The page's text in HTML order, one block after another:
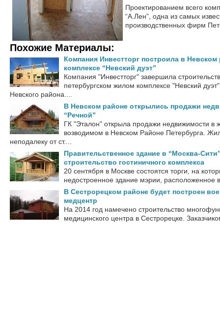
Проектированием всего
“А.Лен”, одна из самых
производственных фирм
Похожие Материалы:
Компания Инвестторг построила в
комплексе “Невский дуэт”
Компания "Инвестторг" завершила
петербургском жилом комплексе "Невский
Невского района....
В Невском районе открылись продажи
“Речной”
ГК "Эталон" открыла продажи недвижимости в
возводимом в Невском Районе Петербурга.
неподалеку от ст....
Правительственное здание в “Москва-
строительство гостиничного комплекса
20 сентября в Москве состоятся торги, на
недостроенное здание мэрии, расположенное
В Сестрорецком районе будет построен
медцентр
На 2014 год намечено строительство
медицинского центра в Сестрорецке.